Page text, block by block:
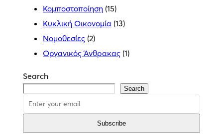
Κομποστοποίηση (15)
Κυκλική Οικονομία (13)
Νομοθεσίες (2)
Οργανικός Άνθρακας (1)
Search
Search
Subscribe